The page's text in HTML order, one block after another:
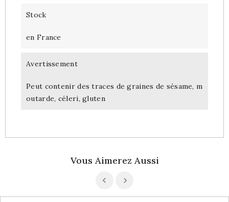
Stock
en France
Avertissement
Peut contenir des traces de graines de sésame, m
outarde, céleri, gluten
Vous Aimerez Aussi